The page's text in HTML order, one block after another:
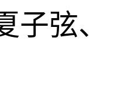
子弦、